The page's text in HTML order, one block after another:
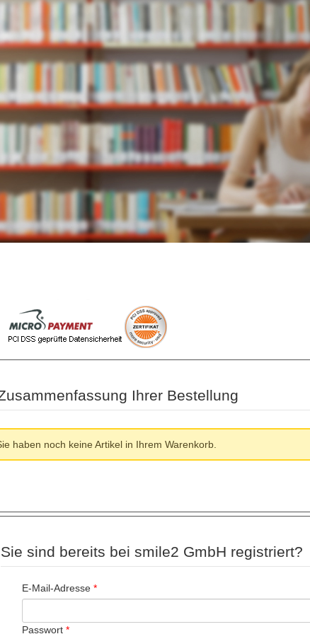
Ihrer Bestellung
haben noch keine Artikel in Ihrem Warenkorb.
Sie sind bereits bei smile2 GmbH registriert?
E-Mail-Adresse *
Passwort *